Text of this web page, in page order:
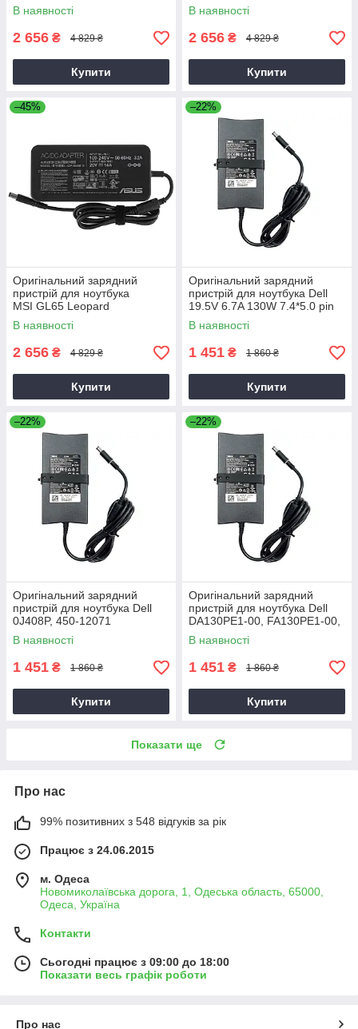
В наявності
2 656 ₴ 4 829 ₴
Купити
В наявності
2 656 ₴ 4 829 ₴
Купити
–45%
Оригінальний зарядний
пристрій для ноутбука
MSI GL65 Leopard
В наявності
2 656 ₴ 4 829 ₴
Купити
–22%
Оригінальний зарядний
пристрій для ноутбука Dell
19.5V 6.7A 130W 7.4*5.0 pin
Slim (PA-4E)
В наявності
1 451 ₴ 1 860 ₴
Купити
–22%
Оригінальний зарядний
пристрій для ноутбука Dell
0J408P, 450-12071
В наявності
1 451 ₴ 1 860 ₴
Купити
–22%
Оригінальний зарядний
пристрій для ноутбука Dell
DA130PE1-00, FA130PE1-00,
HA130PM160
В наявності
1 451 ₴ 1 860 ₴
Купити
Показати ще
Про нас
99% позитивних з 548 відгуків за рік
Працює з 24.06.2015
м. Одеса
Новомиколаївська дорога, 1, Одеська область, 65000,
Одеса, Україна
Контакти
Сьогодні працює з 09:00 до 18:00
Показати весь графік роботи
Про нас